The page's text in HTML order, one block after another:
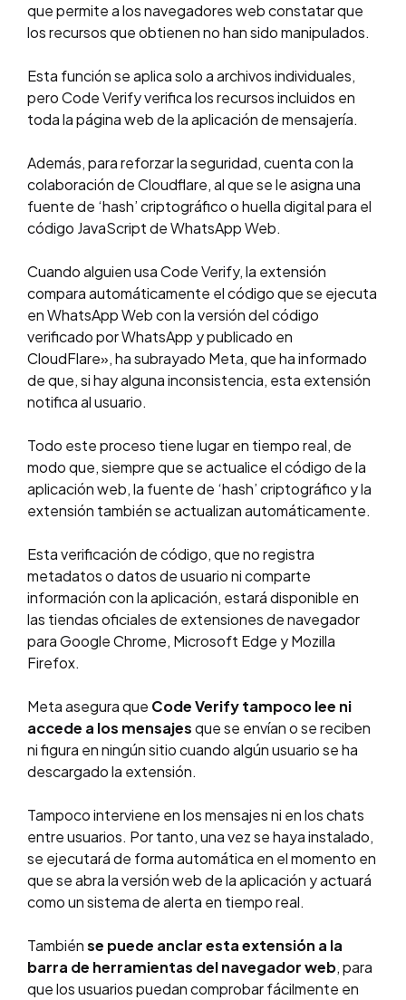
que permite a los navegadores web constatar que
los recursos que obtienen no han sido manipulados.
Esta función se aplica solo a archivos individuales,
pero Code Verify verifica los recursos incluidos en
toda la página web de la aplicación de mensajería.
Además, para reforzar la seguridad, cuenta con la
colaboración de Cloudflare, al que se le asigna una
fuente de ‘hash’ criptográfico o huella digital para el
código JavaScript de WhatsApp Web.
Cuando alguien usa Code Verify, la extensión
compara automáticamente el código que se ejecuta
en WhatsApp Web con la versión del código
verificado por WhatsApp y publicado en
CloudFlare», ha subrayado Meta, que ha informado
de que, si hay alguna inconsistencia, esta extensión
notifica al usuario.
Todo este proceso tiene lugar en tiempo real, de
modo que, siempre que se actualice el código de la
aplicación web, la fuente de ‘hash’ criptográfico y la
extensión también se actualizan automáticamente.
Esta verificación de código, que no registra
metadatos o datos de usuario ni comparte
información con la aplicación, estará disponible en
las tiendas oficiales de extensiones de navegador
para Google Chrome, Microsoft Edge y Mozilla
Firefox.
Meta asegura que Code Verify tampoco lee ni
accede a los mensajesque se envían o se reciben
ni figura en ningún sitio cuando algún usuario se ha
descargado la extensión.
Tampoco interviene en los mensajes ni en los chats
entre usuarios. Por tanto, una vez se haya instalado,
se ejecutará de forma automática en el momento en
que se abra la versión web de la aplicación y actuará
como un sistema de alerta en tiempo real.
Tambiénse puede anclar esta extensión a la
barra de herramientas del navegador web, para
que los usuarios puedan comprobar fácilmente en